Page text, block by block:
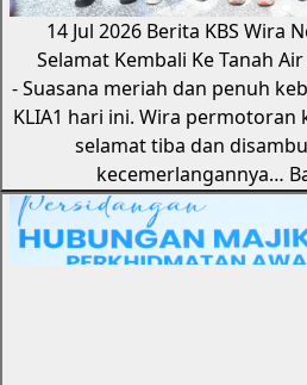
14 Jul 2026 Berita KBS Wira
Selamat Kembali Ke Tanah Air
- Suasana meriah dan penuh
KLIA1 hari ini. Wira permotoran
selamat tiba dan
kecemerlangannya…